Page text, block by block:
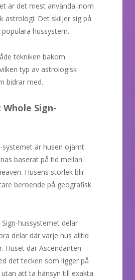
är det mest använda inom
astrologi. Det skiljer sig på
hussystem.
tekniken bakom
typ av astrologisk
bidrar med.
Sign-
systemet är husen ojämt
baserat på tid mellan
Husens storlek blir
beroende på geografisk
Sign-hussystemet delar
delar där varje hus alltid
Huset där Ascendanten
det tecken som ligger på
att ta hänsyn till exakta